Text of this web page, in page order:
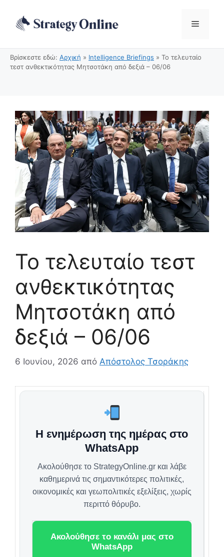
περιεχόμενο
Μενού
Βρίσκεστε εδώ: Αρχική » Intelligence Briefings » Το τελευταίο
τεστ ανθεκτικότητας Μητσοτάκη από δεξιά – 06/06
Το τελευταίο τεστ
ανθεκτικότητας
Μητσοτάκη από
δεξιά – 06/06
6 Ιουνίου, 2026 από Απόστολος Τσοράκης
Η ενημέρωση της ημέρας στο
WhatsApp
Ακολούθησε το StrategyOnline.gr και λάβε
καθημερινά τις σημαντικότερες πολιτικές,
οικονομικές και γεωπολιτικές εξελίξεις, χωρίς
περιττό θόρυβο.
Ακολούθησε το κανάλι μας στο
WhatsApp